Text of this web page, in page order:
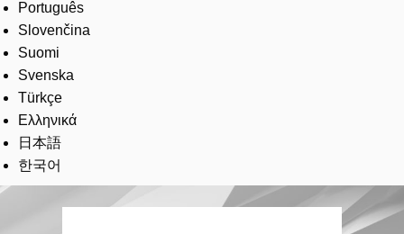
Português
Slovenčina
Suomi
Svenska
Türkçe
Ελληνικά
日本語
한국어